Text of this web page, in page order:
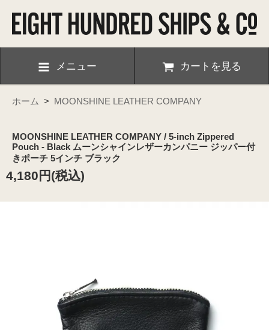
メニュー カートを見る
ホーム > MOONSHINE LEATHER COMPANY
MOONSHINE LEATHER COMPANY / 5-inch Zippered
Pouch - Black ムーンシャインレザーカンパニー ジッパー付
きポーチ 5インチ ブラック
4,180円(税込)